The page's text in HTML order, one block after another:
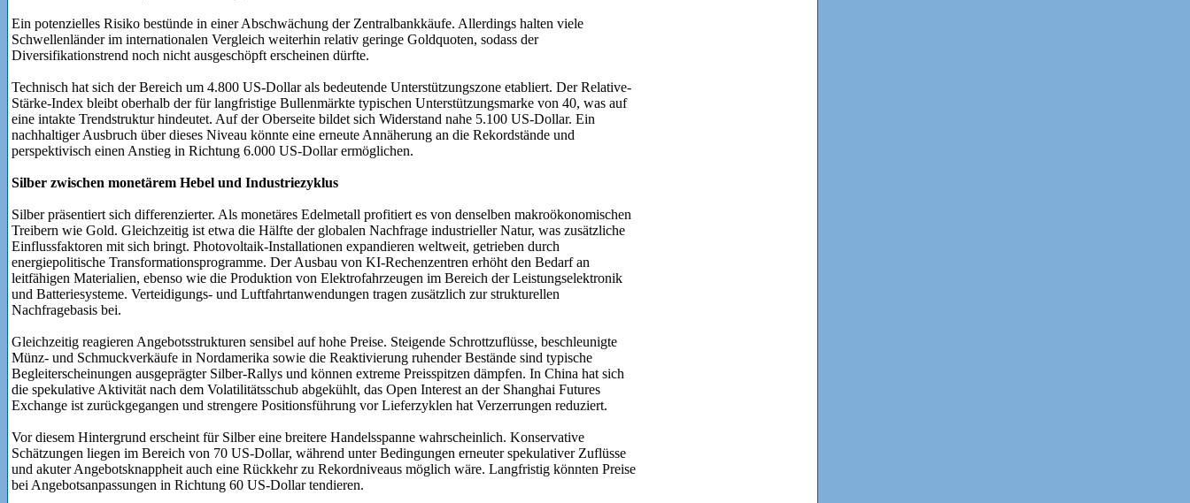
Ein potenzielles Risiko bestünde in einer Abschwächung der Zentralbankkäufe. Allerdings halten viele
Schwellenländer im internationalen Vergleich weiterhin relativ geringe Goldquoten, sodass der
Diversifikationstrend noch nicht ausgeschöpft erscheinen dürfte.
Technisch hat sich der Bereich um 4.800 US-Dollar als bedeutende Unterstützungszone etabliert. Der Relative-
Stärke-Index bleibt oberhalb der für langfristige Bullenmärkte typischen Unterstützungsmarke von 40, was auf
eine intakte Trendstruktur hindeutet. Auf der Oberseite bildet sich Widerstand nahe 5.100 US-Dollar. Ein
nachhaltiger Ausbruch über dieses Niveau könnte eine erneute Annäherung an die Rekordstände und
perspektivisch einen Anstieg in Richtung 6.000 US-Dollar ermöglichen.
Silber zwischen monetärem Hebel und Industriezyklus
Silber präsentiert sich differenzierter. Als monetäres Edelmetall profitiert es von denselben makroökonomischen
Treibern wie Gold. Gleichzeitig ist etwa die Hälfte der globalen Nachfrage industrieller Natur, was zusätzliche
Einflussfaktoren mit sich bringt. Photovoltaik-Installationen expandieren weltweit, getrieben durch
energiepolitische Transformationsprogramme. Der Ausbau von KI-Rechenzentren erhöht den Bedarf an
leitfähigen Materialien, ebenso wie die Produktion von Elektrofahrzeugen im Bereich der Leistungselektronik
und Batteriesysteme. Verteidigungs- und Luftfahrtanwendungen tragen zusätzlich zur strukturellen
Nachfragebasis bei.
Gleichzeitig reagieren Angebotsstrukturen sensibel auf hohe Preise. Steigende Schrottzuflüsse, beschleunigte
Münz- und Schmuckverkäufe in Nordamerika sowie die Reaktivierung ruhender Bestände sind typische
Begleiterscheinungen ausgeprägter Silber-Rallys und können extreme Preisspitzen dämpfen. In China hat sich
die spekulative Aktivität nach dem Volatilitätsschub abgekühlt, das Open Interest an der Shanghai Futures
Exchange ist zurückgegangen und strengere Positionsführung vor Lieferzyklen hat Verzerrungen reduziert.
Vor diesem Hintergrund erscheint für Silber eine breitere Handelsspanne wahrscheinlich. Konservative
Schätzungen liegen im Bereich von 70 US-Dollar, während unter Bedingungen erneuter spekulativer Zuflüsse
und akuter Angebotsknappheit auch eine Rückkehr zu Rekordniveaus möglich wäre. Langfristig könnten Preise
bei Angebotsanpassungen in Richtung 60 US-Dollar tendieren.